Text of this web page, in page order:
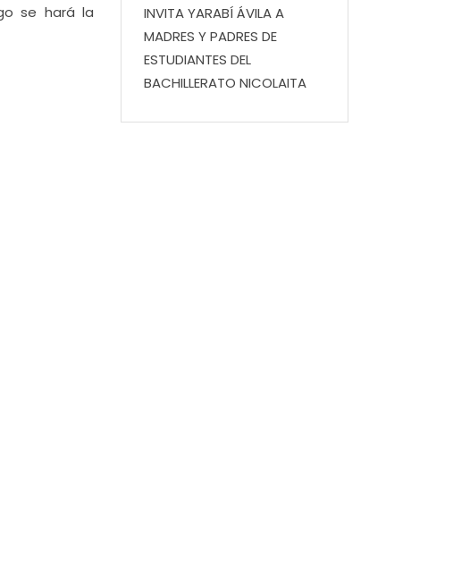
se hará la
INVITA YARABÍ ÁVILA A
MADRES Y PADRES DE
ESTUDIANTES DEL
BACHILLERATO NICOLAITA